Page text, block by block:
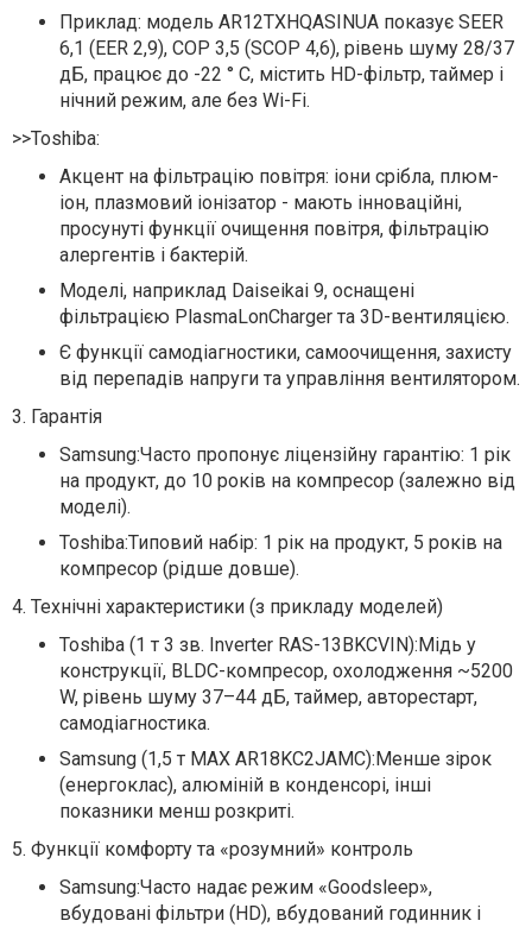
Приклад: модель AR12TXHQASINUA показує SEER
6,1 (EER 2,9), COP 3,5 (SCOP 4,6), рівень шуму 28/37
дБ, працює до -22 ° C, містить HD-фільтр, таймер і
нічний режим, але без Wi-Fi.
>>Toshiba:
Акцент на фільтрацію повітря: іони срібла, плюм-
іон, плазмовий іонізатор - мають інноваційні,
просунуті функції очищення повітря, фільтрацію
алергентів і бактерій.
Моделі, наприклад Daiseikai 9, оснащені
фільтрацією PlasmaLonCharger та 3D-вентиляцією.
Є функції самодіагностики, самоочищення, захисту
від перепадів напруги та управління вентилятором.
3. Гарантія
Samsung:Часто пропонує ліцензійну гарантію: 1 рік
на продукт, до 10 років на компресор (залежно від
моделі).
Toshiba:Типовий набір: 1 рік на продукт, 5 років на
компресор (рідше довше).
4. Технічні характеристики (з прикладу моделей)
Toshiba (1 т 3 зв. Inverter RAS-13BKCVIN):Мідь у
конструкції, BLDC-компресор, охолодження ~5200
W, рівень шуму 37–44 дБ, таймер, авторестарт,
самодіагностика.
Samsung (1,5 т MAX AR18KC2JAMC):Менше зірок
(енергоклас), алюміній в конденсорі, інші
показники менш розкриті.
5. Функції комфорту та «розумний» контроль
Samsung:Часто надає режим «Goodsleep»,
вбудовані фільтри (HD), вбудований годинник і